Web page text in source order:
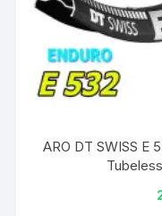
ARO DT SWISS E